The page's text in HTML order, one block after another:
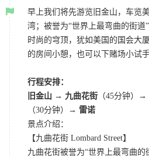
早上我们将先游览旧金山，车览
湾；被誉为“世界上最弯曲的街
时尚的穹顶，犹如美国的国会大
的房间小憩，也可以下赌场小试
行程安排：
旧金山 → 九曲花街 （45分钟）→
（30分钟）→ 雷诺
景点介绍：
【九曲花街 Lombard Street】
九曲花街被誉为“世界上最弯曲